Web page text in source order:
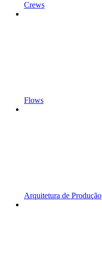
Crews
Flows
Arquitetura de Produção